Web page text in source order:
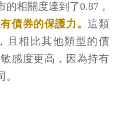
相關度達到了0.87，
債券的保護力。這類
且相比其他類型的債
感度更高，因為持有